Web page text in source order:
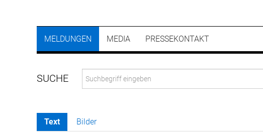
MELDUNGEN MEDIA PRESSEKONTAKT
Text Bilder